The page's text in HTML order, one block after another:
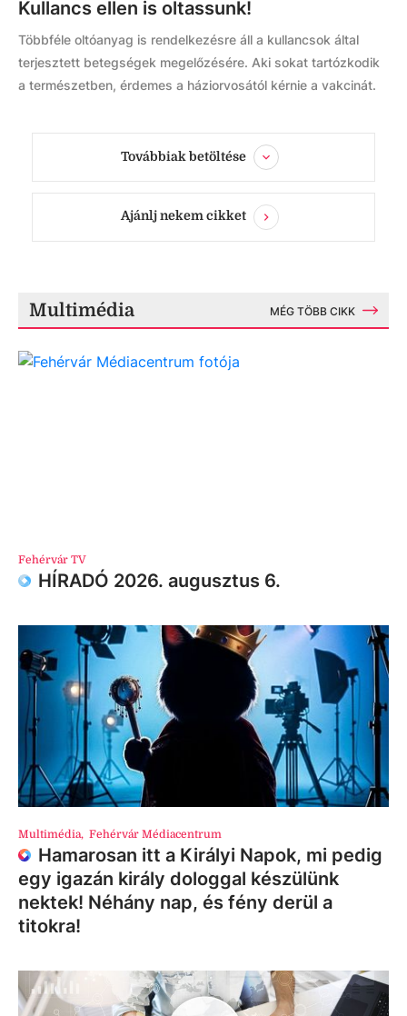
Kullancs ellen is oltassunk!
Többféle oltóanyag is rendelkezésre áll a kullancsok által
terjesztett betegségek megelőzésére. Aki sokat tartózkodik
a természetben, érdemes a háziorvosától kérnie a vakcinát.
Továbbiak betöltése
Ajánlj nekem cikket
Multimédia MÉG TÖBB CIKK
Fehérvár TV
HÍRADÓ 2026. augusztus 6.
Multimédia, Fehérvár Médiacentrum
Hamarosan itt a Királyi Napok, mi pedig
egy igazán király dologgal készülünk
nektek! Néhány nap, és fény derül a
titokra!